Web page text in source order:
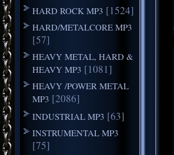
HARD ROCK MP3 [1524]
HARD/METALCORE MP3
[57]
HEAVY METAL, HARD &
HEAVY MP3 [1081]
HEAVY /POWER METAL
MP3 [2086]
INDUSTRIAL MP3 [63]
INSTRUMENTAL MP3
[75]